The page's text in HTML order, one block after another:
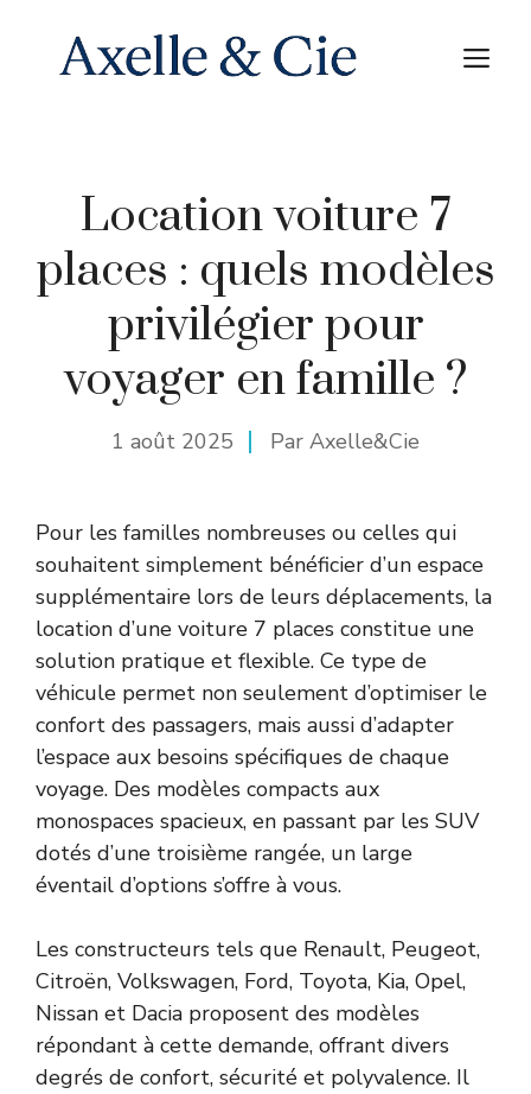
contenu
Location voiture 7
places : quels modèles
privilégier pour
voyager en famille ?
1 août 2025 Par Axelle&Cie
Pour les familles nombreuses ou celles qui
souhaitent simplement bénéficier d’un espace
supplémentaire lors de leurs déplacements, la
location d’une voiture 7 places constitue une
solution pratique et flexible. Ce type de
véhicule permet non seulement d’optimiser le
confort des passagers, mais aussi d’adapter
l’espace aux besoins spécifiques de chaque
voyage. Des modèles compacts aux
monospaces spacieux, en passant par les SUV
dotés d’une troisième rangée, un large
éventail d’options s’offre à vous.
Les constructeurs tels que Renault, Peugeot,
Citroën, Volkswagen, Ford, Toyota, Kia, Opel,
Nissan et Dacia proposent des modèles
répondant à cette demande, offrant divers
degrés de confort, sécurité et polyvalence. Il